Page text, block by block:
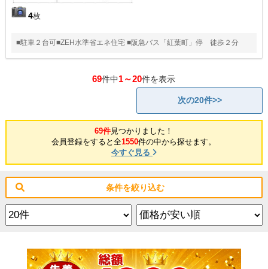
4枚
■駐車２台可■ZEH水準省エネ住宅 ■阪急バス「紅葉町」停 徒歩２分
69件中1～20件を表示
次の20件>>
69件見つかりました！
会員登録をすると全1550件の中から探せます。
今すぐ見る
条件を絞り込む